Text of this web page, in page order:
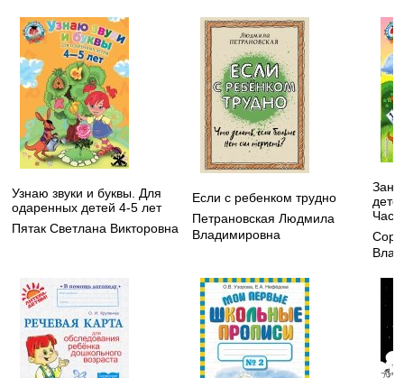
Узнаю звуки и буквы. Для
одаренных детей 4-5 лет
Пятак Светлана Викторовна
Если с ребенком трудно
Петрановская Людмила
Владимировна